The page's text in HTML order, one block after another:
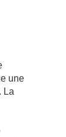
une
La